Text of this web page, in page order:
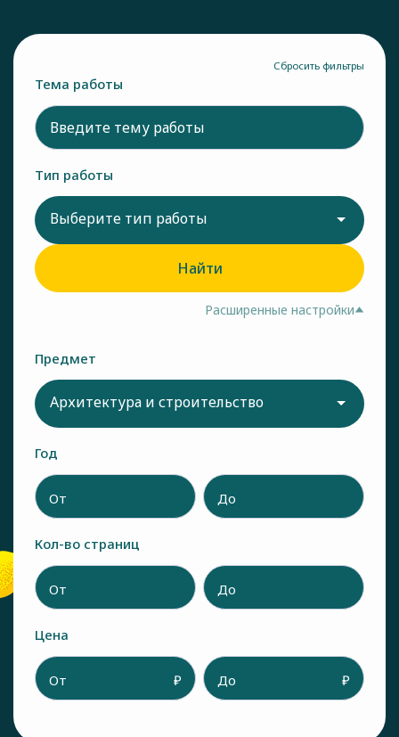
Сбросить фильтры
Тема работы
Тип работы
Выберите тип работы
Найти
Расширенные настройки
Предмет
Архитектура и строительство
Год
От До
Кол-во страниц
От До
Цена
От ₽ До ₽